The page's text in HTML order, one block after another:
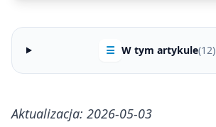
☰ W tym artykule(12)
Aktualizacja: 2026-05-03